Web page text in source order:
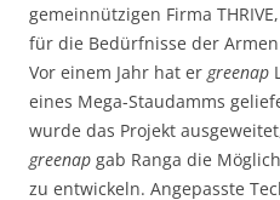
gemein­nützi­gen Firma
für die Bedürf­nisse der
Vor einem Jahr hat er greenap
eines Mega-Staudamms
wurde das Pro­jekt
greenap gab Ranga die
zu entwickeln. Angepasste